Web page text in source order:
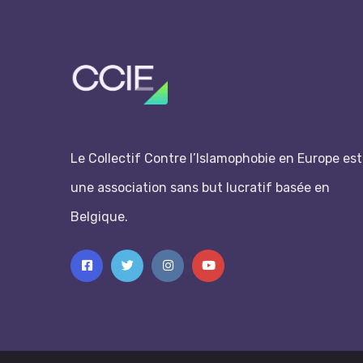
Le Collectif Contre l’Islamophobie en Europe est
une association sans but lucratif basée en
Belgique.